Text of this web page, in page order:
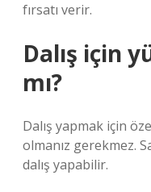
fırsatı verir.
Dalış için
mı?
Dalış yapmak için
olmanız gerekmez.
dalış yapabilir.